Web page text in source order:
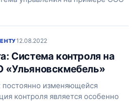
12.08.2022
Система контроля на
«Ульяновскмебель»
постоянно изменяющейся
контроля является особенно